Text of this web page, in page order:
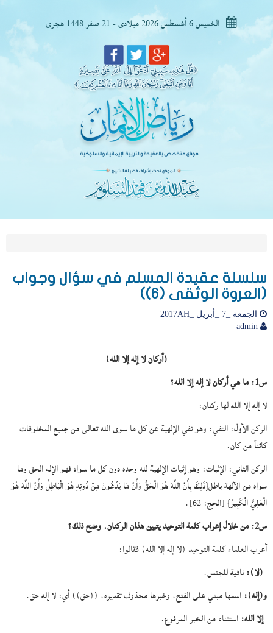
الخميس 6 أغسطس 2026 ميلادى - 21 صفر 1448 هجرى
سلسلة عقيدة المسلم في سؤال وجواب
(العروة الوثقى (6))
الجمعة _7 _أبريل _2017AH
(أركان لا إله إلا الله)
س1: ما هي أركان لا إله إلا الله؟
لا إله إلا الله لها ركنان:
الركن الأول: النفي: وهو نفي الإلهية عن كل ما سوى الله تعالى من جميع المخلوقات
كائناً من كان.
الركن الثاني: الإثبات: وهو إثبات الإلهية لله وحده دون كل ما سواه فهو الإله الحق وما
سواه من الآلهة باطل{ذَلِكَ بِأَنَّ اللَّهَ هُوَ الْحَقُّ وَأَنَّ مَا يَدْعُونَ مِنْ دُونِهِ هُوَ الْبَاطِلُ وَأَنَّ اللَّهَ هُوَ
الْعَلِيُّ الْكَبِيرُ} [الحج: 62].
س2: من خلال إعراب كلمة التوحيد يتبين هذان الركنان. وضح ذلك؟
أعرب العلماء كلمة التوحيد (لا إله إلا الله) فقالوا:
(لا): نافية للجنس.
و(إله): اسمها مبني على الفتح، وخبرها محذوف تقديره، ((حق)) أي: لا إله حق.
إلا الله: استثناء من الخبر المرفوع.